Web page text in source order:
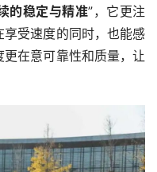
的稳定与精准”，它更注
受速度的同时，也能感
在意可靠性和质量，让